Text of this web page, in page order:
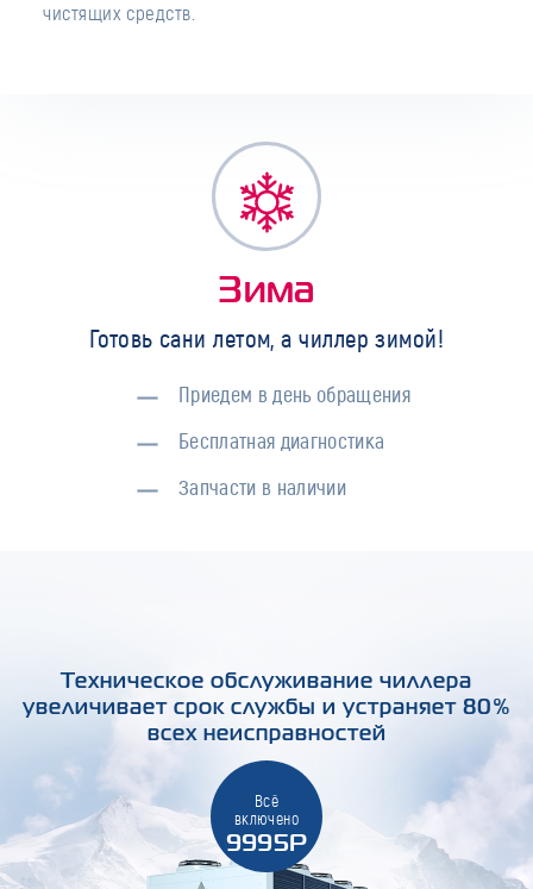
чистящих средств.
Зима
Готовь сани летом, а чиллер зимой!
Приедем в день обращения
Бесплатная диагностика
Запчасти в наличии
Техническое обслуживание чиллера
увеличивает срок службы и устраняет 80%
всех неисправностей
Всё
включено
9995Р